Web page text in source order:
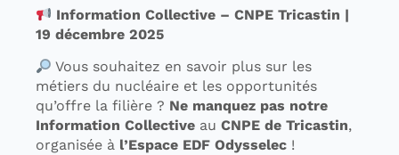
Information Collective – CNPE Tricastin |
19 décembre 2025
Vous souhaitez en savoir plus sur les
métiers du nucléaire et les opportunités
qu’offre la filière ? Ne manquez pas notre
Information Collective au CNPE de Tricastin,
organisée à l’Espace EDF Odysselec !